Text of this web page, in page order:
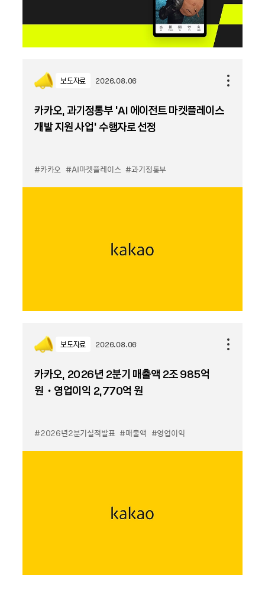
보도자료 2026.08.06
카카오, 과기정통부 ‘AI 에이전트 마켓플레이스
개발 지원 사업’ 수행자로 선정
#카카오 #AI마켓플레이스 #과기정통부
보도자료 2026.08.06
카카오, 2026년 2분기 매출액 2조 985억
원・영업이익 2,770억 원
#2026년2분기실적발표 #매출액 #영업이익